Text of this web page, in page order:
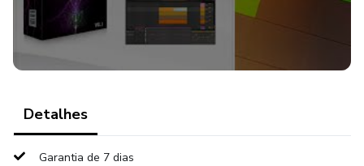
Detalhes
Garantia de 7 dias